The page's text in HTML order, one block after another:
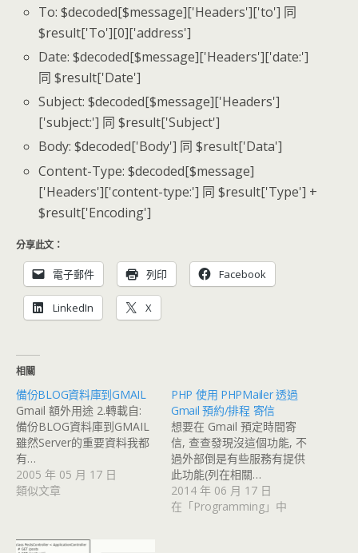
To: $decoded[$message]['Headers']['to'] 同
$result['To'][0]['address']
Date: $decoded[$message]['Headers']['date:']
同 $result['Date']
Subject: $decoded[$message]['Headers']
['subject:'] 同 $result['Subject']
Body: $decoded['Body'] 同 $result['Data']
Content-Type: $decoded[$message]
['Headers']['content-type:'] 同 $result['Type'] +
$result['Encoding']
分享此文：
電子郵件 列印 Facebook
LinkedIn X
相關
備份BLOG資料庫到GMAIL
Gmail 額外用途 2.轉載自:
備份BLOG資料庫到GMAIL
雖然Server的重要資料我都
有…
2005 年 05 月 17 日
類似文章
PHP 使用 PHPMailer 透過
Gmail 預約/排程 寄信
想要在 Gmail 預定時間寄
信, 查查發現沒這個功能, 不
過外部倒是有些服務有提供
此功能(列在相關…
2014 年 06 月 17 日
在「Programming」中